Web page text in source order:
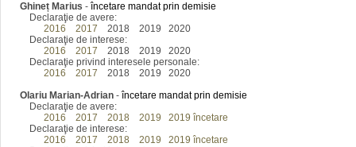
Ghineț Marius - încetare mandat prin demisie
Declaraţie de avere:
2016
2017 2018 2019 2020
Declaraţie de interese:
2016
2017 2018 2019 2020
Declaraţie privind interesele personale:
2016
2017 2018 2019 2020
Olariu Marian-Adrian - încetare mandat prin demisie
Declaraţie de avere:
2016
2017 2018 2019
2019 încetare
Declaraţie de interese:
2016
2017 2018 2019
2019 încetare